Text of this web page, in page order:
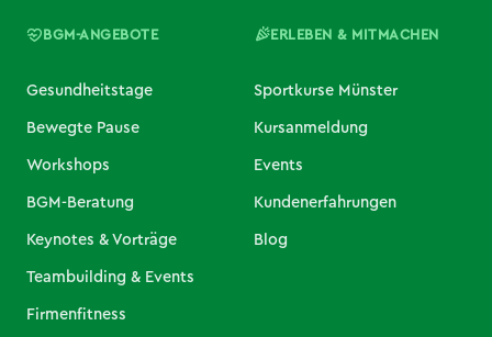
BGM-ANGEBOTE
Gesundheitstage
Bewegte Pause
Workshops
BGM-Beratung
Keynotes & Vorträge
Teambuilding & Events
Firmenfitness
ERLEBEN & MITMACHEN
Sportkurse Münster
Kursanmeldung
Events
Kundenerfahrungen
Blog